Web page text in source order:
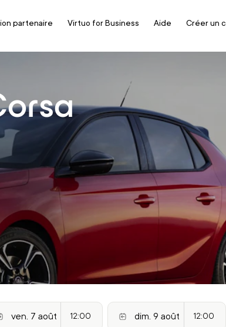
partenaire Virtuo for Business Aide Créer un
12:00 12:00